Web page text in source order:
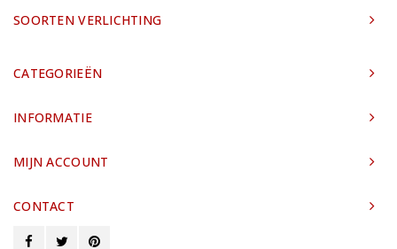
SOORTEN VERLICHTING
CATEGORIEËN
INFORMATIE
MIJN ACCOUNT
CONTACT